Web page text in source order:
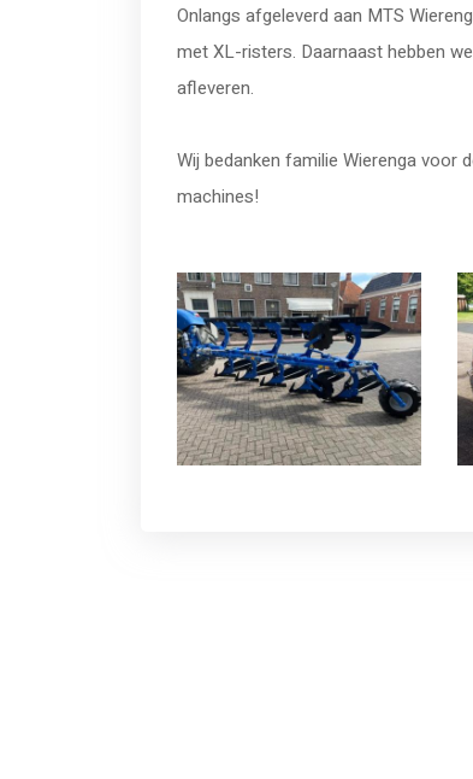
Onlangs afgeleverd aan MTS
met XL-risters. Daarnaast hebben
afleveren.
Wij bedanken familie Wierenga voor
machines!